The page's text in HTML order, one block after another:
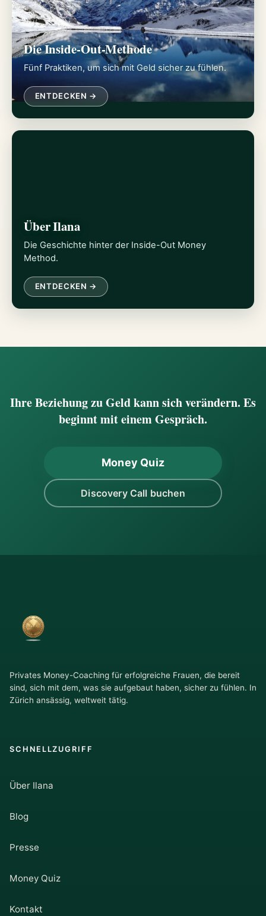
Die Inside-Out-Methode
Fünf Praktiken, um sich mit Geld sicher zu fühlen.
ENTDECKEN →
Über Ilana
Die Geschichte hinter der Inside-Out Money
Method.
ENTDECKEN →
Ihre Beziehung zu Geld kann sich verändern. Es
beginnt mit einem Gespräch.
Money Quiz
Discovery Call buchen
Privates Money-Coaching für erfolgreiche Frauen, die bereit
sind, sich mit dem, was sie aufgebaut haben, sicher zu fühlen. In
Zürich ansässig, weltweit tätig.
SCHNELLZUGRIFF
Über Ilana
Blog
Presse
Money Quiz
Kontakt